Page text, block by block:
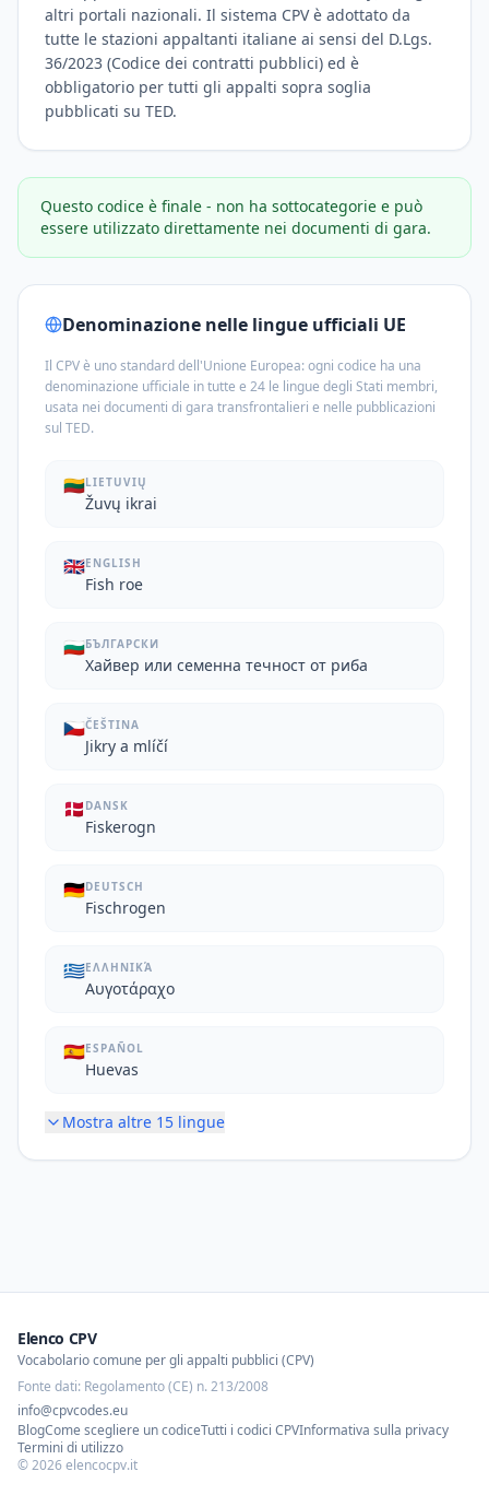
altri portali nazionali. Il sistema CPV è adottato da
tutte le stazioni appaltanti italiane ai sensi del D.Lgs.
36/2023 (Codice dei contratti pubblici) ed è
obbligatorio per tutti gli appalti sopra soglia
pubblicati su TED.
Questo codice è finale - non ha sottocategorie e può
essere utilizzato direttamente nei documenti di gara.
Denominazione nelle lingue ufficiali UE
Il CPV è uno standard dell'Unione Europea: ogni codice ha una
denominazione ufficiale in tutte e 24 le lingue degli Stati membri,
usata nei documenti di gara transfrontalieri e nelle pubblicazioni
sul TED.
🇱🇹LIETUVIŲ
Žuvų ikrai
🇬🇧ENGLISH
Fish roe
🇧🇬БЪЛГАРСКИ
Хайвер или семенна течност от риба
🇨🇿ČEŠTINA
Jikry a mlíčí
🇩🇰 DANSK
Fiskerogn
🇩🇪DEUTSCH
Fischrogen
🇬🇷ΕΛΛΗΝΙΚΆ
Αυγοτάραχο
🇪🇸ESPAÑOL
Huevas
Mostra altre 15 lingue
Elenco CPV
Vocabolario comune per gli appalti pubblici (CPV)
Fonte dati: Regolamento (CE) n. 213/2008
info@cpvcodes.eu
BlogCome scegliere un codiceTutti i codici CPVInformativa sulla privacy
Termini di utilizzo
©2026elencocpv.it